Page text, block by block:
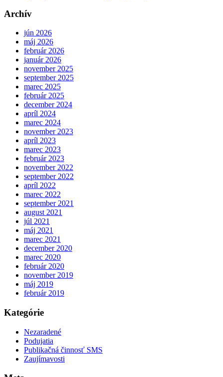
Archív
jún 2026
máj 2026
február 2026
január 2026
november 2025
september 2025
marec 2025
február 2025
december 2024
apríl 2024
marec 2024
november 2023
apríl 2023
marec 2023
február 2023
november 2022
september 2022
apríl 2022
marec 2022
september 2021
august 2021
júl 2021
máj 2021
marec 2021
december 2020
marec 2020
február 2020
november 2019
máj 2019
február 2019
Kategórie
Nezaradené
Podujatia
Publikačná činnosť SMS
Zaujímavosti